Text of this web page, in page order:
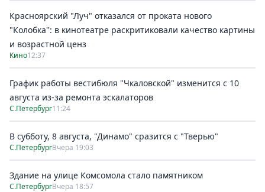
Красноярский "Луч" отказался от проката нового
"Колобка": в кинотеатре раскритиковали качество картины
и возрастной ценз
Кино12:37
График работы вестибюля "Чкаловской" изменится с 10
августа из-за ремонта эскалаторов
С.Петербург11:24
В субботу, 8 августа, "Динамо" сразится с "Тверью"
С.ПетербургВчера 19:03
Здание на улице Комсомола стало памятником
С.ПетербургВчера 18:57